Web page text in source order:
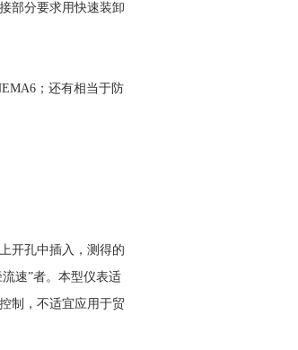
部分要求用快速装卸
；还有相当于防
开孔中插入，测得的
速”者。本型仪表适
制，不适宜应用于贸